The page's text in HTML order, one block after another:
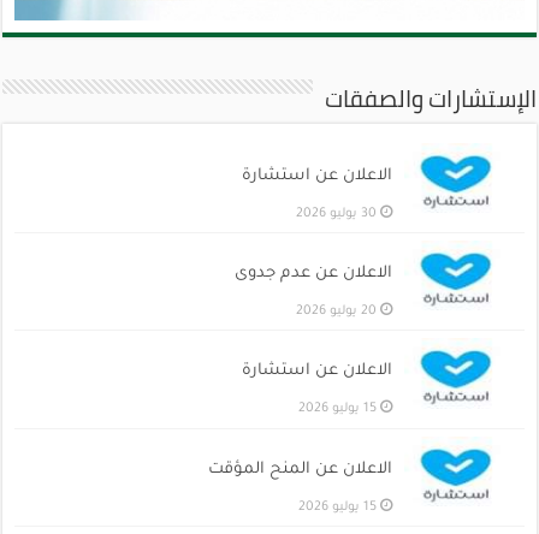
الإستشارات والصفقات
الاعلان عن استشارة
30 يوليو 2026
الاعلان عن عدم جدوى
20 يوليو 2026
الاعلان عن استشارة
15 يوليو 2026
الاعلان عن المنح المؤقت
15 يوليو 2026